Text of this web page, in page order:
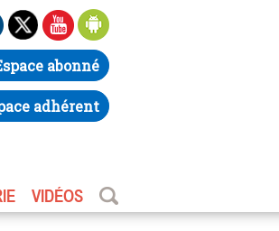
abonné
adhérent
VIDÉOS